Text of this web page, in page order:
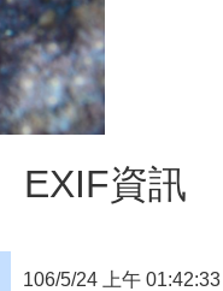
EXIF資訊
106/5/24 上午 01:42:33